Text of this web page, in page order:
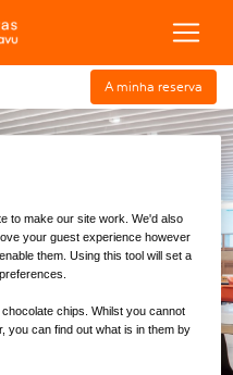
A minha reserva
aeroporto
to make our site work. We'd also
your guest experience however
them. Using this tool will set a
chips. Whilst you cannot
you can find out what is in them by